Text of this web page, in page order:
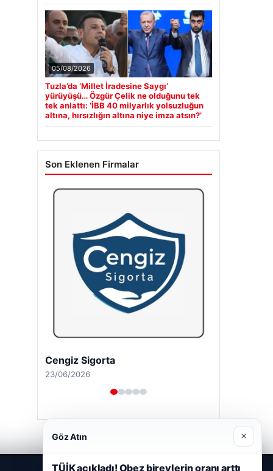
05/08/2026
Tuzla’da ‘Millet İradesine Saygı’
yürüyüşü… Özgür Çelik ne olduğunu tek
tek anlattı: ‘İBB 40 milyarlık yolsuzluğun
altına, hırsızlığın altına niye imza atsın?’
Son Eklenen Firmalar
Cengiz Sigorta
23/06/2026
Göz Atın ×
TÜİK açıkladı! Obez bireylerin oranı arttı